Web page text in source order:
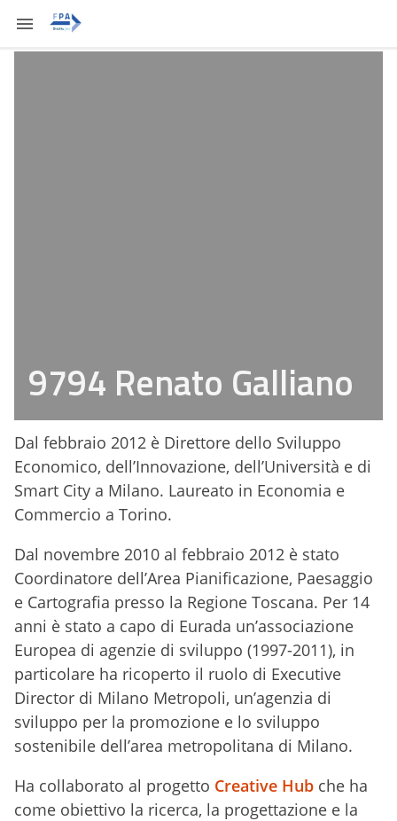
9794 Renato Galliano
Dal febbraio 2012 è Direttore dello Sviluppo
Economico, dell’Innovazione, dell’Università e di
Smart City a Milano. Laureato in Economia e
Commercio a Torino.
Dal novembre 2010 al febbraio 2012 è stato
Coordinatore dell’Area Pianificazione, Paesaggio
e Cartografia presso la Regione Toscana. Per 14
anni è stato a capo di Eurada un’associazione
Europea di agenzie di sviluppo (1997-2011), in
particolare ha ricoperto il ruolo di Executive
Director di Milano Metropoli, un’agenzia di
sviluppo per la promozione e lo sviluppo
sostenibile dell’area metropolitana di Milano.
Ha collaborato al progetto Creative Hub che ha
come obiettivo la ricerca, la progettazione e la